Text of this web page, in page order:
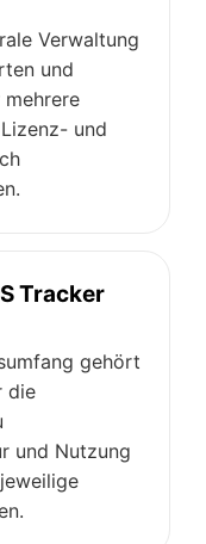
Verwaltung
und
mehrere
und
Tracker
gehört
die
und Nutzung